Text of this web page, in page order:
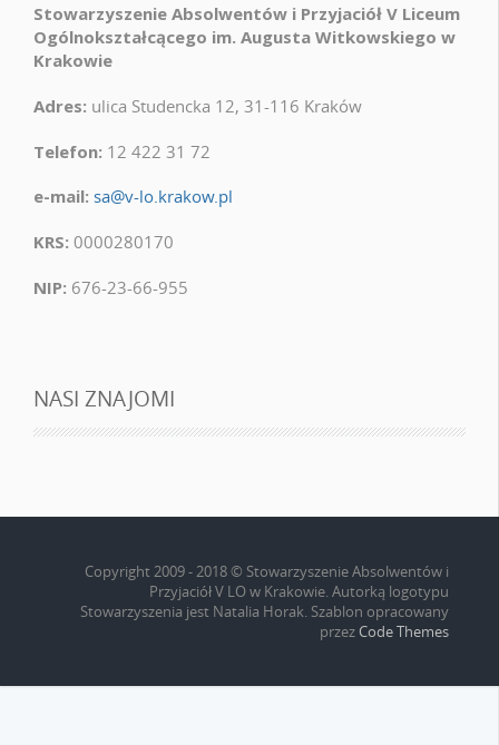
Stowarzyszenie Absolwentów i Przyjaciół V Liceum
Ogólnokształcącego im. Augusta Witkowskiego w
Krakowie
Adres: ulica Studencka 12, 31-116 Kraków
Telefon: 12 422 31 72
e-mail: sa@v-lo.krakow.pl
KRS: 0000280170
NIP: 676-23-66-955
NASI ZNAJOMI
Copyright 2009 - 2018 © Stowarzyszenie Absolwentów i
Przyjaciół V LO w Krakowie. Autorką logotypu
Stowarzyszenia jest Natalia Horak. Szablon opracowany
przezCode Themes